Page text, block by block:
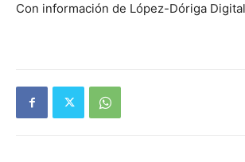
Con información de López-Dóriga Digital